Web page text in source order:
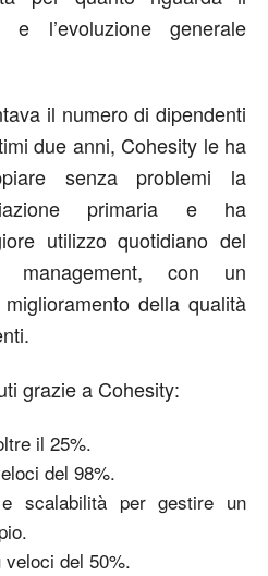
e l’evoluzione generale
il numero di dipendenti
due anni, Cohesity le ha
senza problemi la
primaria e ha
utilizzo quotidiano del
management, con un
della qualità
grazie a Cohesity:
il 25%.
del 98%.
scalabilità per gestire un
del 50%.